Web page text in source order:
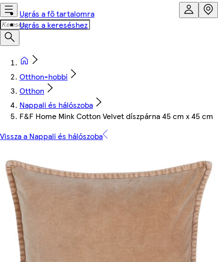
Ugrás a fő tartalomra
Ugrás a kereséshez
Otthon-hobbi
Otthon
Nappali és hálószoba
F&F Home Mink Cotton Velvet díszpárna 45 cm x 45 cm
Vissza a Nappali és hálószoba